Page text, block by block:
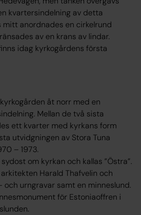
kvartersindelning av detta
mitt anordnades en cirkelrund
av en krans av lindar.
idag kyrkogårdens första
åt norr med en
Mellan de två sista
ett kvarter med kyrkans form
utvidgningen av Stora Tuna
– 1973.
om kyrkan och kallas ”Östra”.
Harald Thafvelin och
och urngravar samt en minneslund.
för Estoniaoffren i